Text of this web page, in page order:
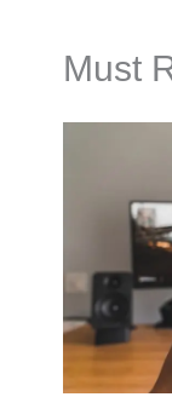
Must